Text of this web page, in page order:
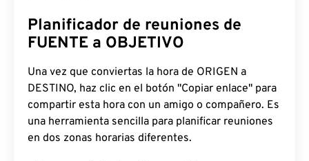
Planificador de reuniones de
FUENTE a OBJETIVO
Una vez que conviertas la hora de ORIGEN a
DESTINO, haz clic en el botón "Copiar enlace" para
compartir esta hora con un amigo o compañero. Es
una herramienta sencilla para planificar reuniones
en dos zonas horarias diferentes.